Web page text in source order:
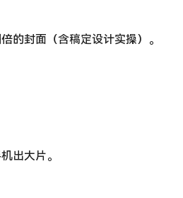
的封面（含稿定设计实操）。
出大片。